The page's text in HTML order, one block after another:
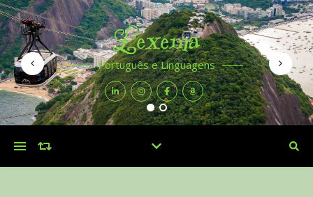
Lexema
Português e Linguagens